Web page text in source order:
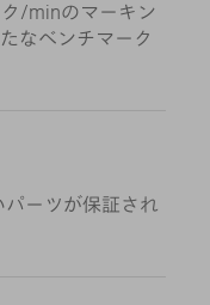
/minのマーキン
なベンチマーク
ーツが保証され